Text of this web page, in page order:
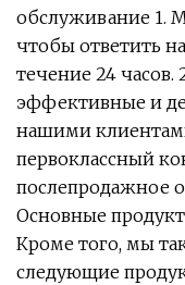
обслуживание 1.
чтобы ответить
течение 24
эффективные и
нашими
первоклассный
послепродажное
Основные
Кроме того, мы
следующие